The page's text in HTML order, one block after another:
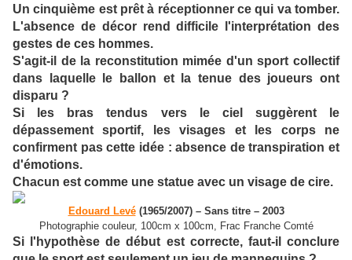
Un cinquième est prêt à réceptionner ce qui va tomber.
L'absence de décor rend difficile l'interprétation des
gestes de ces hommes.
S'agit-il de la reconstitution mimée d'un sport collectif
dans laquelle le ballon et la tenue des joueurs ont
disparu ?
Si les bras tendus vers le ciel suggèrent le
dépassement sportif, les visages et les corps ne
confirment pas cette idée : absence de transpiration et
d'émotions.
Chacun est comme une statue avec un visage de cire.
Edouard Levé (1965/2007) – Sans titre – 2003
Photographie couleur, 100cm x 100cm, Frac Franche Comté
Si l'hypothèse de début est correcte, faut-il conclure